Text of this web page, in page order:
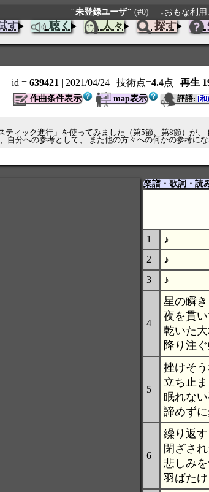
"未登録ユーザ" (#0) ↓おもな利
す 聴く 人々 探す
id = 639421 | 2021/04/24 | 技術点=4.4点 | 再生
作曲条件表示 map表示 評語: [和
ィック進行」を使ってみました（第5節、第8節）が
自分への参考として、 また他の方々への何かの参考に
楽譜・歌詞・読
1
♪
2 ♪
3 ♪
4
星の瞬
夜を貫
乾いた
降り注
5
挫けそ
立ち止
眠れな
諦めず
6
繰り返
閉ざさ
悲しみ
羽ばた